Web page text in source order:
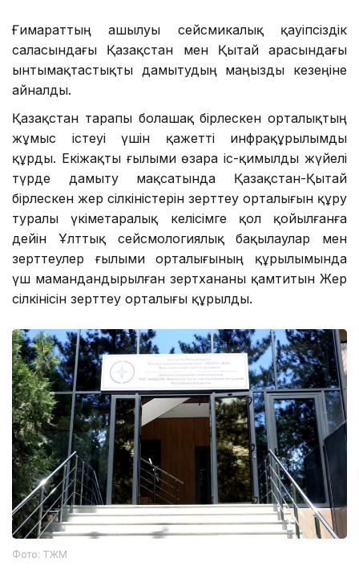
Ғимараттың ашылуы сейсмикалық қауіпсіздік
саласындағы Қазақстан мен Қытай арасындағы
ынтымақтастықты дамытудың маңызды кезеңіне
айналды.
Қазақстан тарапы болашақ бірлескен орталықтың
жұмыс істеуі үшін қажетті инфрақұрылымды
құрды. Екіжақты ғылыми өзара іс-қимылды жүйелі
түрде дамыту мақсатында Қазақстан-Қытай
бірлескен жер сілкіністерін зерттеу орталығын құру
туралы үкіметаралық келісімге қол қойылғанға
дейін Ұлттық сейсмологиялық бақылаулар мен
зерттеулер ғылыми орталығының құрылымында
үш мамандандырылған зертхананы қамтитын Жер
сілкінісін зерттеу орталығы құрылды.
Фото: ТЖМ